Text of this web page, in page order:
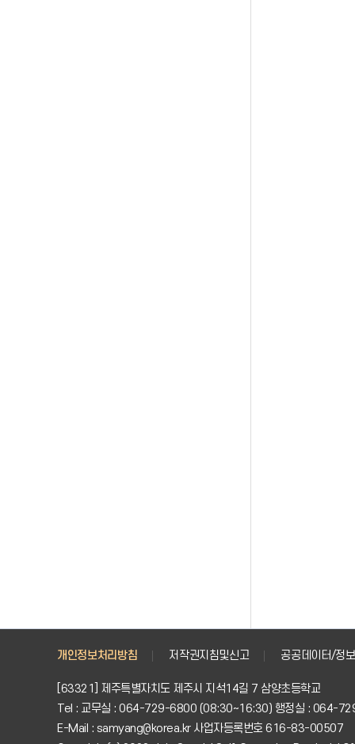
개인정보처리방침 저작권지침및신고 공공데이터/정
[63321] 제주특별자치도 제주시 지석14길 7 삼양초등학교
Tel : 교무실 : 064-729-6800 (08:30~16:30) 행정실 : 064-
E-Mail : samyang@korea.kr 사업자등록번호 616-83-00507